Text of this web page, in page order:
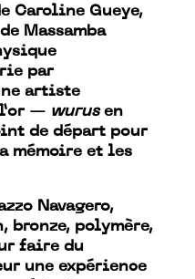
Caroline Gueye,
Massamba
par
artiste
— wurusen
de départ pour
mémoire et les
Navagero,
bronze, polymère,
faire du
une expérience